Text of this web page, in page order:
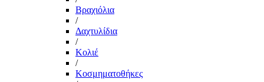
Βραχιόλια
/
Δαχτυλίδια
/
Κολιέ
/
Κοσμηματοθήκες